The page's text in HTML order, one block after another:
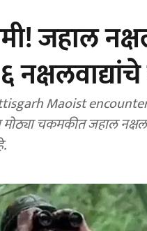
जहाल
Maoist
चकमकीत जहाल